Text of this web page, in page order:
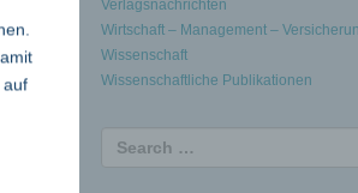
Verlagsnachrichten
Wirtschaft – Management –
Wissenschaft
Wissenschaftliche Publikationen
auf